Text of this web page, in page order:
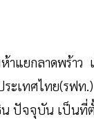
าแยกลาดพร้าว
ะเทศไทย(รฟท.)
ปัจจุบัน เป็นที่